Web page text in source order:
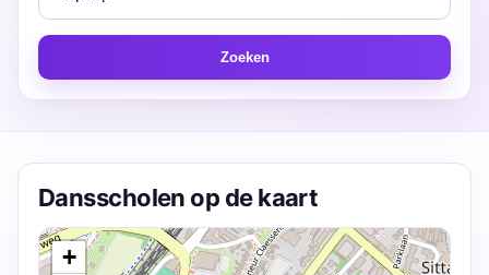
Zoeken
Dansscholen op de kaart
+